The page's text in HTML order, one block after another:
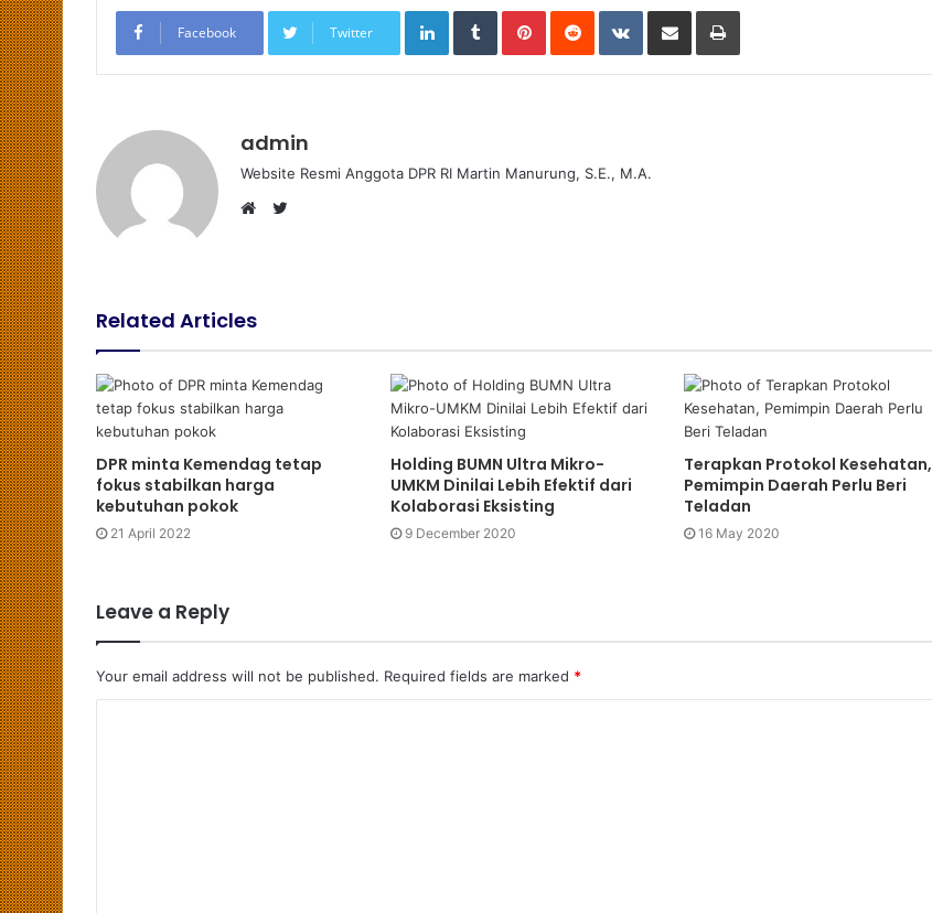
Facebook Twitter
LinkedIn Tumblr Pinterest Reddit VKontakte
admin
Website Resmi Anggota DPR RI Martin Manurung, S.E., M.A.
i
t
e
r
Related Articles
DPR minta Kemendag tetap
fokus stabilkan harga
kebutuhan pokok
21 April 2022
Holding BUMN Ultra Mikro-
UMKM Dinilai Lebih Efektif dari
Kolaborasi Eksisting
9 December 2020
Terapkan Protokol Kesehatan,
Pemimpin Daerah Perlu Beri
Teladan
16 May 2020
Leave a Reply
Your email address will not be published. Required fields are marked *